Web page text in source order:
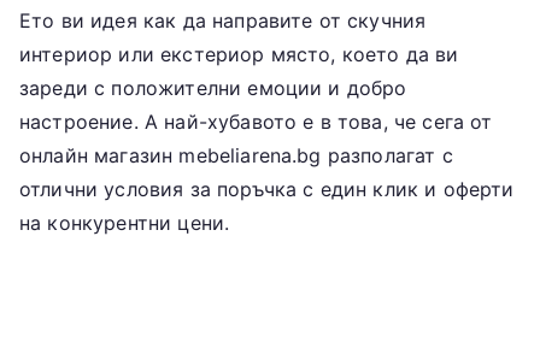
Ето ви идея как да направите от скучния
интериор или екстериор място, което да ви
зареди с положителни емоции и добро
настроение. А най-хубавото е в това, че сега от
онлайн магазин mebeliarena.bg разполагат с
отлични условия за поръчка с един клик и оферти
на конкурентни цени.